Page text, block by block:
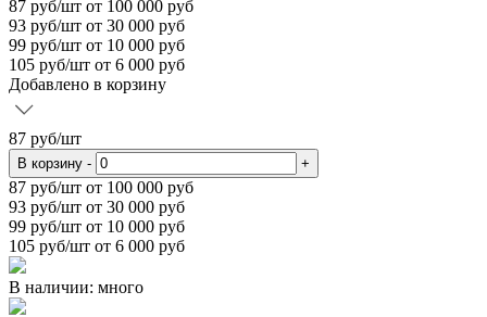
87 руб/шт от 100 000 руб
93 руб/шт от 30 000 руб
99 руб/шт от 10 000 руб
105 руб/шт от 6 000 руб
Добавлено в корзину
87 руб/шт
В корзину - +
87 руб/шт от 100 000 руб
93 руб/шт от 30 000 руб
99 руб/шт от 10 000 руб
105 руб/шт от 6 000 руб
В наличии: много